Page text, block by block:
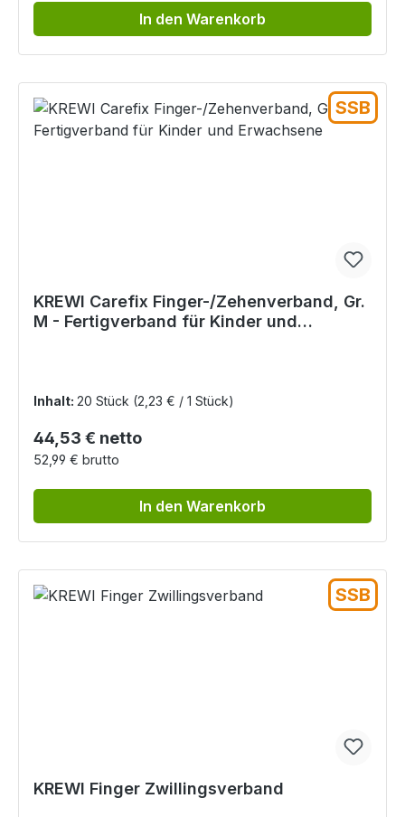
In den Warenkorb
SSB
KREWI Carefix Finger-/Zehenverband, Gr.
M - Fertigverband für Kinder und
Inhalt: 20 Stück (2,23 € / 1 Stück)
Regulärer Preis:
44,53 € netto
52,99 € brutto
In den Warenkorb
SSB
KREWI Finger Zwillingsverband